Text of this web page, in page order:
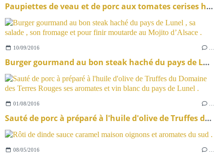
Paupiettes de veau et de porc aux tomates cerises herbes de Provence et Muscat du Printemps de Lunel .
10/09/2016
Burger gourmand au bon steak haché du pays de Lunel , sa salade , son fromage et pour finir moutarde au Mojito d’Alsace .
01/08/2016
Sauté de porc à préparé à l'huile d'olive de Truffes du Domaine des Terres Rouges ses aromates et vin blanc du pays de Lunel .
08/05/2016